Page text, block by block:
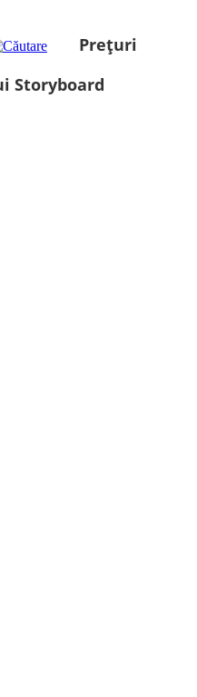
Prețuri
Storyboard